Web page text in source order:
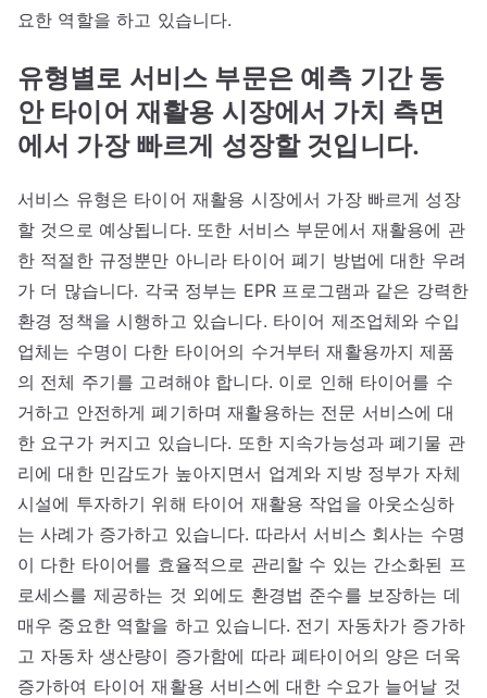
요한 역할을 하고 있습니다.
유형별로 서비스 부문은 예측 기간 동
안 타이어 재활용 시장에서 가치 측면
에서 가장 빠르게 성장할 것입니다.
서비스 유형은 타이어 재활용 시장에서 가장 빠르게 성장
할 것으로 예상됩니다. 또한 서비스 부문에서 재활용에 관
한 적절한 규정뿐만 아니라 타이어 폐기 방법에 대한 우려
가 더 많습니다. 각국 정부는 EPR 프로그램과 같은 강력한
환경 정책을 시행하고 있습니다. 타이어 제조업체와 수입
업체는 수명이 다한 타이어의 수거부터 재활용까지 제품
의 전체 주기를 고려해야 합니다. 이로 인해 타이어를 수
거하고 안전하게 폐기하며 재활용하는 전문 서비스에 대
한 요구가 커지고 있습니다. 또한 지속가능성과 폐기물 관
리에 대한 민감도가 높아지면서 업계와 지방 정부가 자체
시설에 투자하기 위해 타이어 재활용 작업을 아웃소싱하
는 사례가 증가하고 있습니다. 따라서 서비스 회사는 수명
이 다한 타이어를 효율적으로 관리할 수 있는 간소화된 프
로세스를 제공하는 것 외에도 환경법 준수를 보장하는 데
매우 중요한 역할을 하고 있습니다. 전기 자동차가 증가하
고 자동차 생산량이 증가함에 따라 폐타이어의 양은 더욱
증가하여 타이어 재활용 서비스에 대한 수요가 늘어날 것